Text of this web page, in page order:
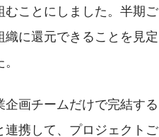
ことにしました。半期ご
に還元できることを見定
画チームだけで完結する
携して、プロジェクトご